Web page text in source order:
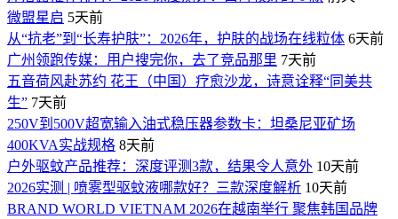
微盟星启 5天前
从“抗老”到“长寿护肤”：2026年，护肤的战场在线粒体 6天前
广州领跑传媒：用户搜完你，去了竞品那里 7天前
五音荷风赴苏约 花王（中国）疗愈沙龙，诗意诠释“同美共
生” 7天前
250V到500V超宽输入油式稳压器参数卡：坦桑尼亚矿场
400KVA实战规格 8天前
户外驱蚊产品推荐：深度评测3款，结果令人意外 10天前
2026实测 | 喷雾型驱蚊液哪款好？三款深度解析 10天前
BRAND WORLD VIETNAM 2026在越南举行 聚焦韩国品牌